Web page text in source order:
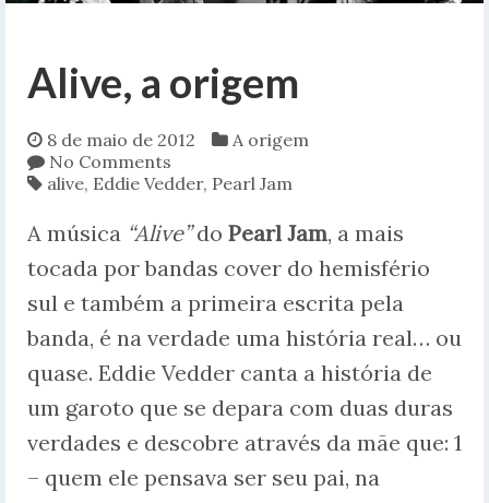
Alive, a origem
8 de maio de 2012
A origem
No Comments
alive, Eddie Vedder, Pearl Jam
A música “Alive”do Pearl Jam, a mais
tocada por bandas cover do hemisfério
sul e também a primeira escrita pela
banda, é na verdade uma história real… ou
quase. Eddie Vedder canta a história de
um garoto que se depara com duas duras
verdades e descobre através da mãe que: 1
– quem ele pensava ser seu pai, na